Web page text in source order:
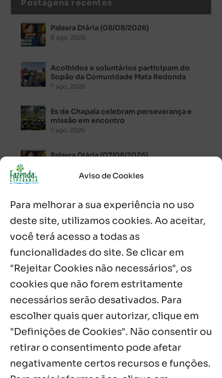
Aviso de Cookies
Para melhorar a sua experiência no uso
deste site, utilizamos cookies. Ao aceitar,
você terá acesso a todas as
funcionalidades do site. Se clicar em
"Rejeitar Cookies não necessários", os
cookies que não forem estritamente
necessários serão desativados. Para
escolher quais quer autorizar, clique em
"Definições de Cookies". Não consentir ou
retirar o consentimento pode afetar
negativamente certos recursos e funções.
Postagens recentes
Palavra Diária (08/08/2026)
8 ago, 2026
Acolhidos e voluntários participam do
Sopão da Comunidade Mata Redonda
7 ago, 2026
Es de Chapala celebram perseverança e
missão em encontro
7 ago, 2026
Palavra Diária (07/08/2026)
Feminina de Chapala celebra aniversário
com missa e festa
6 ago, 2026
Boletim JULHO de 2026 – Centro Infantil
Chitaitai
6 ago, 2026
Notícias por Categoria